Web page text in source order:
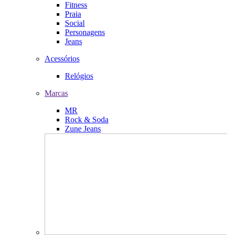
Fitness
Praia
Social
Personagens
Jeans
Acessórios
Relógios
Marcas
MR
Rock & Soda
Zune Jeans